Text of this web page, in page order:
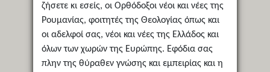
ζήσετε κι εσείς, οι Ορθόδοξοι νέοι και νέες της
Ρουμανίας, φοιτητές της Θεολογίας όπως και
οι αδελφοί σας, νέοι και νέες της Ελλάδος και
όλων των χωρών της Ευρώπης. Εφόδια σας
πλην της θύραθεν γνώσης και εμπειρίας και η